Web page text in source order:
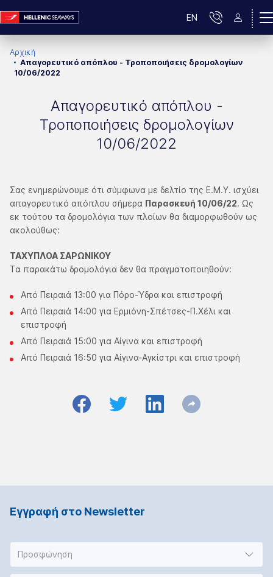
EN
Αρχική
Απαγορευτικό απόπλου - Τροποποιήσεις δρομολογίων
10/06/2022
Απαγορευτικό απόπλου -
Τροποποιήσεις δρομολογίων
10/06/2022
Σας ενημερώνουμε ότι σύμφωνα με δελτίο της Ε.Μ.Υ. ισχύει
απαγορευτικό απόπλου σήμερα Παρασκευή 10/06/22. Ως
εκ τούτου τα δρομολόγια των πλοίων θα διαμορφωθούν ως
ακολούθως:
ΤΑΧΥΠΛΟΑ ΣΑΡΩΝΙΚΟΥ
Τα παρακάτω δρομολόγια δεν θα πραγματοποιηθούν:
Από Πειραιά 13:00 για Πόρο-Ύδρα και επιστροφή
Από Πειραιά 14:00 για Ερμιόνη-Σπέτσες-Π.Χέλι και
επιστροφή
Από Πειραιά 15:00 για Αίγινα και επιστροφή
Από Πειραιά 16:50 για Αίγινα-Αγκίστρι και επιστροφή
Εγγραφή στο Νewsletter
Προσφώνηση